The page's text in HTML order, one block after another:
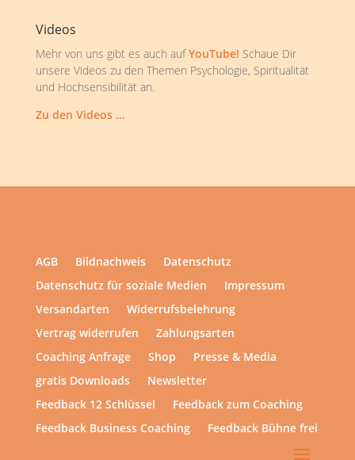
Videos
Mehr von uns gibt es auch aufYouTube! Schaue Dir
unsere Videos zu den Themen Psychologie, Spiritualität
und Hochsensibilität an.
Zu den Videos …
AGB Bildnachweis
Datenschutz
Datenschutz für soziale Medien
Impressum
Versandarten
Widerrufsbelehrung
Vertrag widerrufen
Zahlungsarten
Coaching Anfrage
Shop
Presse & Media
gratis Downloads
Newsletter
Feedback 12 Schlüssel
Feedback zum Coaching
Feedback Business Coaching
Feedback Bühne frei